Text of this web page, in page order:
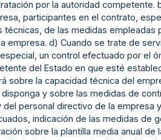
por la autoridad competente.
participantes en el contrato,
de las medidas empleadas
empresa. d) Cuando se trate de
un control efectuado por el
del Estado en que esté
sobre la capacidad técnica del
y sobre las medidas de
personal directivo de la empresa
indicación de las medidas de
sobre la plantilla media anual